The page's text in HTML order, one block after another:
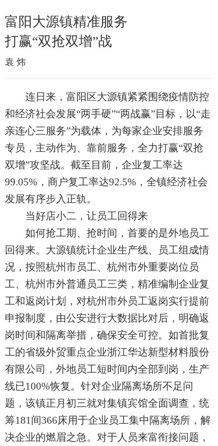
富阳大源镇精准服务
打赢“双抢双增”战
袁 炜
连日来，富阳区大源镇紧紧围绕疫情防控
和经济社会发展“两手硬”“两战赢”目标，以“走
亲连心三服务”为载体，为每家企业安排服务
专员，主动作为、靠前服务，全力打赢“双抢
双增”攻坚战。截至目前，企业复工率达
99.05%，商户复工率达92.5%，全镇经济社会
发展有序步入正轨。
当好店小二，让员工回得来
如何抢工期、抢时间，首要的是外地员工
回得来。大源镇统计企业生产线、员工组成情
况，按照杭州市员工、杭州市外重要岗位员
工、杭州市外普通员工三类，精准编制企业复
工和返岗计划，对杭州市外员工返岗实行提前
申报制度，由公安进行大数据比对后，明确返
岗时间和隔离举措，确保安全可控。如首批复
工的省级外贸重点企业浙江华达新型材料股份
有限公司，外地员工短时间内全部到岗，生产
线已100%恢复。针对企业隔离场所不足问
题，该镇正月初三就对集镇宾馆全面调查，统
筹181间366床用于企业员工集中隔离场所，解
决企业的燃眉之急。对于人员来富衔接问题，